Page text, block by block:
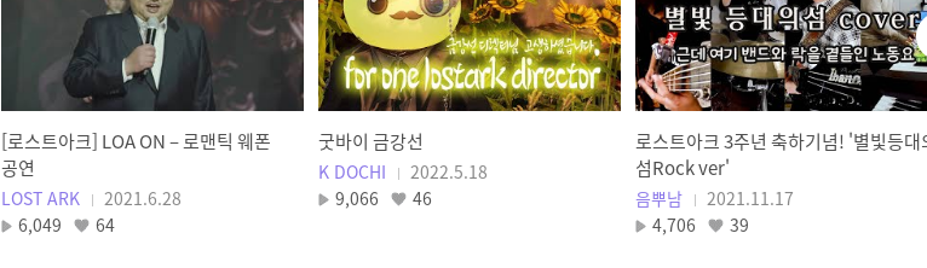
우아한 할로윈 연회 준비, 고딕
아바타 패키지
LOST ARK
새로운 시작, 설레는 봄 준비!
프레피 룩 아바타 패키지
LOST ARK
[로스트아크] LOA ON – 로맨틱 웨폰
공연
LOST ARK
2021.6.28
6,049
64
굿바이 금강선
K DOCHI
2022.5.18
9,066
46
로스트아크 3주년 축하기념! '별빛등대
섬Rock ver'
음뿌남
2021.11.17
4,706
39